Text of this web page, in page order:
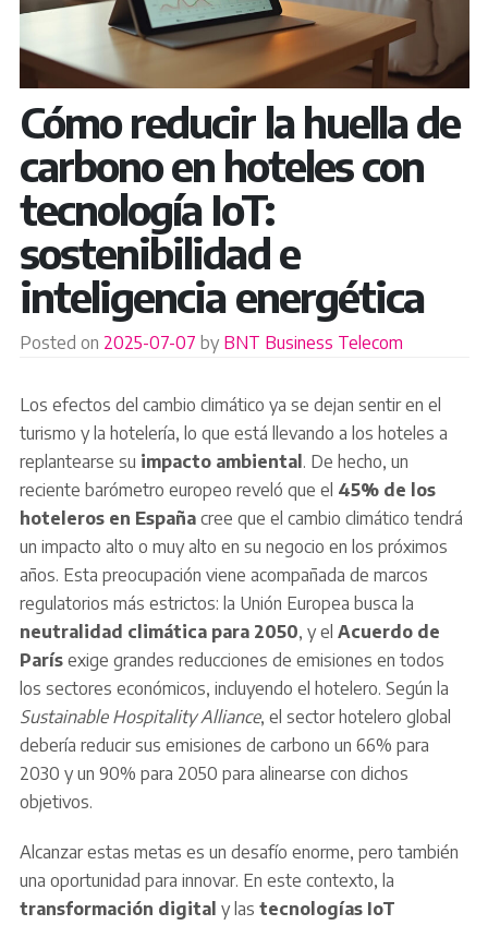
Cómo reducir la huella de
carbono en hoteles con
tecnología IoT:
sostenibilidad e
inteligencia energética
Posted on 2025-07-07 by BNT Business Telecom
Los efectos del cambio climático ya se dejan sentir en el
turismo y la hotelería, lo que está llevando a los hoteles a
replantearse su impacto ambiental . De hecho, un
reciente barómetro europeo reveló que el 45% de los
hoteleros en España cree que el cambio climático tendrá
un impacto alto o muy alto en su negocio en los próximos
años. Esta preocupación viene acompañada de marcos
regulatorios más estrictos: la Unión Europea busca la
neutralidad climática para 2050, y el Acuerdo de
Parísexige grandes reducciones de emisiones en todos
los sectores económicos, incluyendo el hotelero. Según la
Sustainable Hospitality Alliance, el sector hotelero global
debería reducir sus emisiones de carbono un 66% para
2030 y un 90% para 2050 para alinearse con dichos
objetivos.
Alcanzar estas metas es un desafío enorme, pero también
una oportunidad para innovar. En este contexto, la
transformación digital y las tecnologías IoT